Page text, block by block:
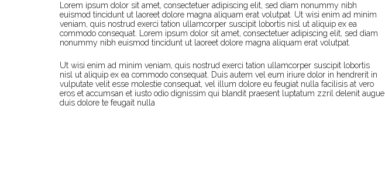
Lorem ipsum dolor sit amet, consectetuer adipiscing elit, sed diam nonummy nibh
euismod tincidunt ut laoreet dolore magna aliquam erat volutpat. Ut wisi enim ad minim
veniam, quis nostrud exerci tation ullamcorper suscipit lobortis nisl ut aliquip ex ea
commodo consequat. Lorem ipsum dolor sit amet, consectetuer adipiscing elit, sed diam
nonummy nibh euismod tincidunt ut laoreet dolore magna aliquam erat volutpat.
Ut wisi enim ad minim veniam, quis nostrud exerci tation ullamcorper suscipit lobortis
nisl ut aliquip ex ea commodo consequat. Duis autem vel eum iriure dolor in hendrerit in
vulputate velit esse molestie consequat, vel illum dolore eu feugiat nulla facilisis at vero
eros et accumsan et iusto odio dignissim qui blandit praesent luptatum zzril delenit augue
duis dolore te feugait nulla